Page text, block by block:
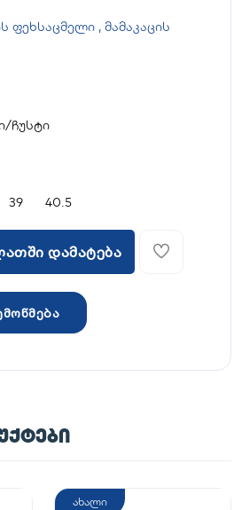
ფეხსაცმელი , მამაკაცის
ჩუსტი
39 40.5
დამატება
ახალი